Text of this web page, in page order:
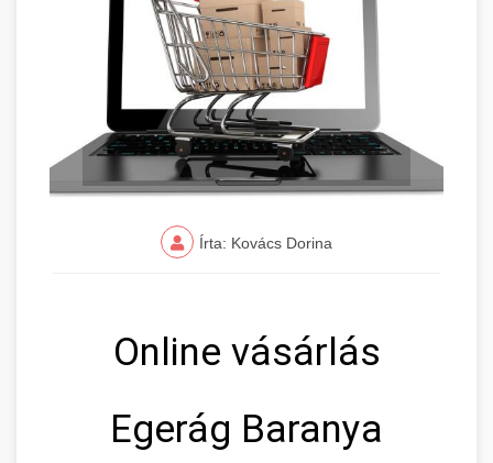
Írta: Kovács Dorina
Online vásárlás
Egerág Baranya